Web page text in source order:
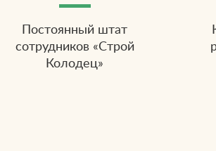
Постоянный штат
сотрудников «Строй
Колодец»